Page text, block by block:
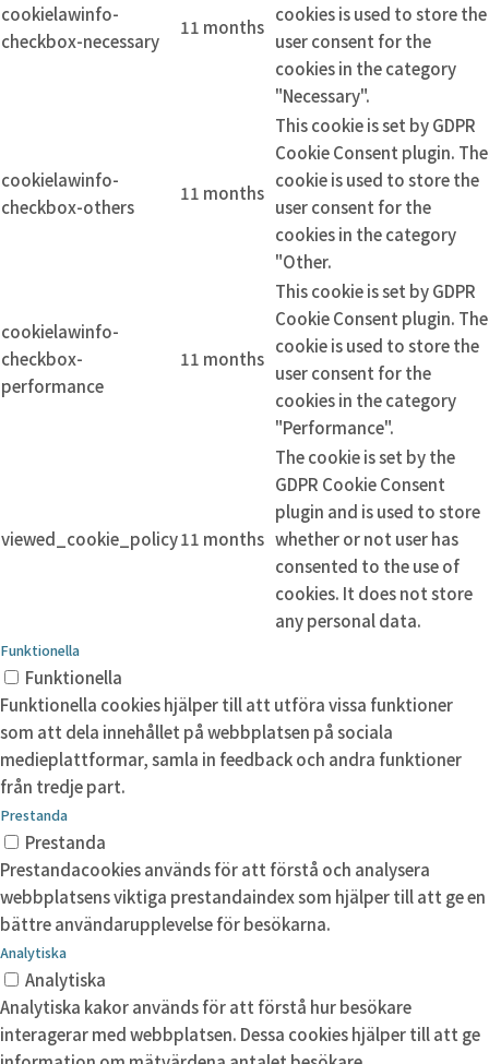
cookielawinfo-
checkbox-necessary
11 months
cookies is used to store the
user consent for the
cookies in the category
"Necessary".
cookielawinfo-
checkbox-others
11 months
This cookie is set by GDPR
Cookie Consent plugin. The
cookie is used to store the
user consent for the
cookies in the category
"Other.
cookielawinfo-
checkbox-
performance
11 months
This cookie is set by GDPR
Cookie Consent plugin. The
cookie is used to store the
user consent for the
cookies in the category
"Performance".
viewed_cookie_policy11 months
The cookie is set by the
GDPR Cookie Consent
plugin and is used to store
whether or not user has
consented to the use of
cookies. It does not store
any personal data.
Funktionella
Funktionella
Funktionella cookies hjälper till att utföra vissa funktioner
som att dela innehållet på webbplatsen på sociala
medieplattformar, samla in feedback och andra funktioner
från tredje part.
Prestanda
Prestanda
Prestandacookies används för att förstå och analysera
webbplatsens viktiga prestandaindex som hjälper till att ge en
bättre användarupplevelse för besökarna.
Analytiska
Analytiska
Analytiska kakor används för att förstå hur besökare
interagerar med webbplatsen. Dessa cookies hjälper till att ge